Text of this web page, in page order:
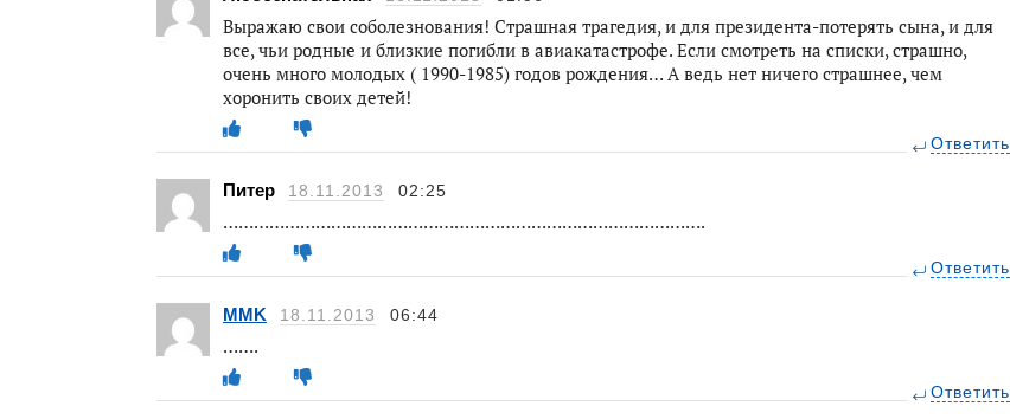
Выражаю свои соболезнования! Страшная трагедия, и для президента-потерять сына, и для
все, чьи родные и близкие погибли в авиакатастрофе. Если смотреть на списки, страшно,
очень много молодых ( 1990-1985) годов рождения… А ведь нет ничего страшнее, чем
хоронить своих детей!
Ответить
Питер 18.11.2013 02:25
………………………………………………………………………………….
Ответить
MMK 18.11.2013 06:44
…….
Ответить